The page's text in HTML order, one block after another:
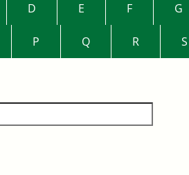
D E F G
P Q R S